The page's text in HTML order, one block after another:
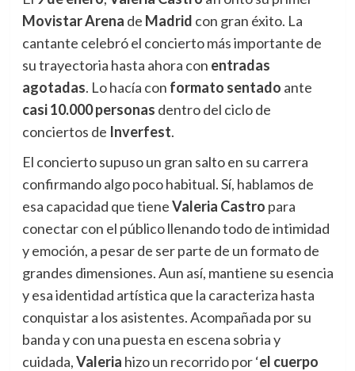
Movistar Arena de Madrid con gran éxito. La
cantante celebró el concierto más importante de
su trayectoria hasta ahora con entradas
agotadas. Lo hacía con formato sentado ante
casi 10.000 personas dentro del ciclo de
conciertos de Inverfest.
El concierto supuso un gran salto en su carrera
confirmando algo poco habitual. Sí, hablamos de
esa capacidad que tieneValeria Castro para
conectar con el público llenando todo de intimidad
y emoción, a pesar de ser parte de un formato de
grandes dimensiones. Aun así, mantiene su esencia
y esa identidad artística que la caracteriza hasta
conquistar a los asistentes. Acompañada por su
banda y con una puesta en escena sobria y
cuidada,Valeria hizo un recorrido por ‘el cuerpo